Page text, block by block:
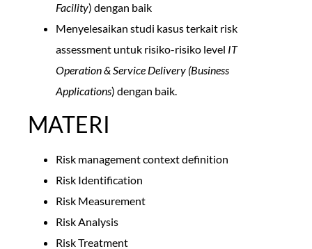
Facility) dengan baik
Menyelesaikan studi kasus terkait risk
assessment untuk risiko-risiko level IT
Operation & Service Delivery (Business
Applications) dengan baik.
MATERI
Risk management context definition
Risk Identification
Risk Measurement
Risk Analysis
Risk Treatment